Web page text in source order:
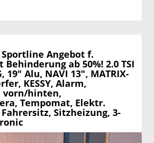
Fahrzeugexposé drucken
Sportline Angebot f.
ab 50%! 2.0 TSI
19" Alu, NAVI 13", MATRIX-
KESSY, Alarm,
vorn/hinten,
Tempomat, Elektr.
Sitzheizung, 3-